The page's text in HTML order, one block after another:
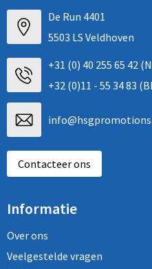
De Run 4401
5503 LS Veldhoven
+31 (0) 40 255 65 42
+32 (0)11 - 55 34 83
Contacteer ons
Informatie
Over ons
Veelgestelde vragen